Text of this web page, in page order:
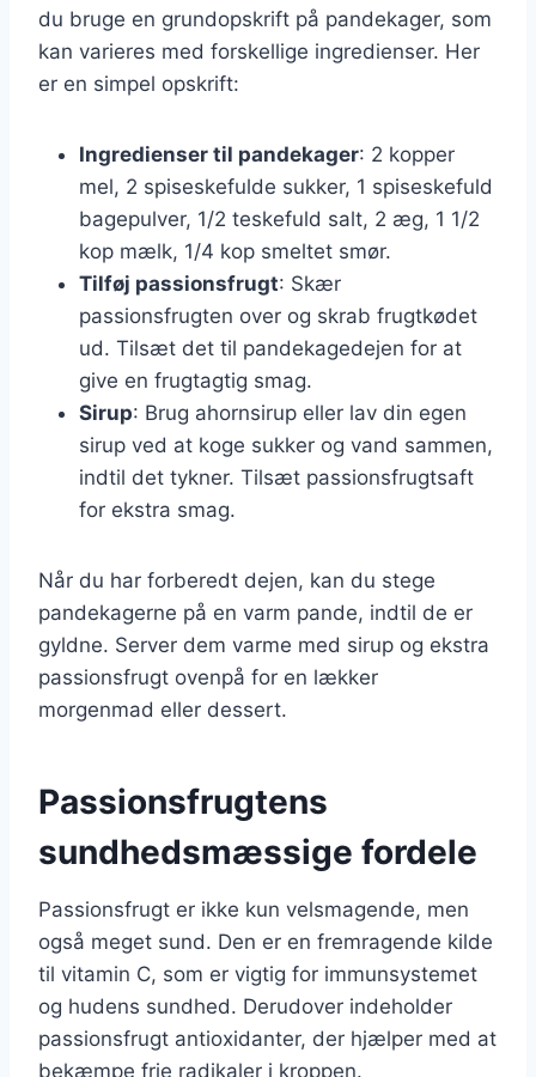
du bruge en grundopskrift på pandekager, som
kan varieres med forskellige ingredienser. Her
er en simpel opskrift:
Ingredienser til pandekager: 2 kopper
mel, 2 spiseskefulde sukker, 1 spiseskefuld
bagepulver, 1/2 teskefuld salt, 2 æg, 1 1/2
kop mælk, 1/4 kop smeltet smør.
Tilføj passionsfrugt: Skær
passionsfrugten over og skrab frugtkødet
ud. Tilsæt det til pandekagedejen for at
give en frugtagtig smag.
Sirup: Brug ahornsirup eller lav din egen
sirup ved at koge sukker og vand sammen,
indtil det tykner. Tilsæt passionsfrugtsaft
for ekstra smag.
Når du har forberedt dejen, kan du stege
pandekagerne på en varm pande, indtil de er
gyldne. Server dem varme med sirup og ekstra
passionsfrugt ovenpå for en lækker
morgenmad eller dessert.
Passionsfrugtens
sundhedsmæssige fordele
Passionsfrugt er ikke kun velsmagende, men
også meget sund. Den er en fremragende kilde
til vitamin C, som er vigtig for immunsystemet
og hudens sundhed. Derudover indeholder
passionsfrugt antioxidanter, der hjælper med at
bekæmpe frie radikaler i kroppen.